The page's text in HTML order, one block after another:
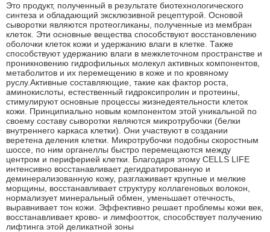
Это продукт, полученный в результате биотехнологического
синтеза и обладающий эксклюзивной рецептурой. Основой
сыворотки являются протеогликаны, полученные из мембран
клеток. Эти основные вещества способствуют восстановлению
оболочки клеток кожи и удержанию влаги в клетке. Также
способствуют удержанию влаги в межклеточном пространстве и
проникновению гидрофильных молекул активных компонентов,
метаболитов и их перемещению в коже и по кровяному
руслу.Активные составляющие, такие как фактор роста,
аминокислоты, естественный гидроксипролин и протеины,
стимулируют основные процессы жизнедеятельности клеток
кожи. Принципиально новым компонентом этой уникальной по
своему составу сыворотки являются микротрубочки (белки
внутреннего каркаса клетки). Они участвуют в создании
веретена деления клетки. Микротрубочки подобны скоростным
шоссе, по ним органеллы быстро перемещаются между
центром и периферией клетки. Благодаря этому CELLS LIFE
интенсивно восстанавливает дегидратированную и
деминерализованную кожу, разглаживает крупные и мелкие
морщины, восстанавливает структуру коллагеновых волокон,
нормализует минеральный обмен, уменьшает отечность,
выравнивает тон кожи. Эффективно решает проблемы кожи век,
восстанавливает крово- и лимфоотток, способствует получению
лифтинга этой деликатной зоны